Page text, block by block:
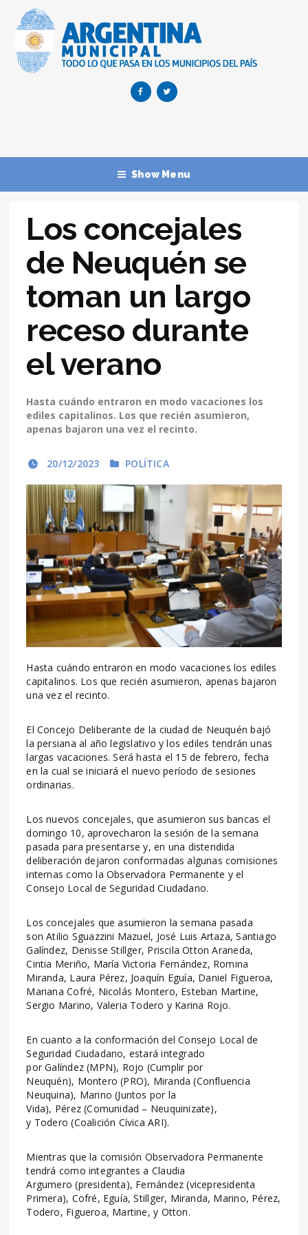
Show Menu
Los concejales
de Neuquén se
toman un largo
receso durante
el verano
Hasta cuándo entraron en modo vacaciones los
ediles capitalinos. Los que recién asumieron,
apenas bajaron una vez el recinto.
20/12/2023 POLÍTICA
Hasta cuándo entraron en modo vacaciones los ediles
capitalinos. Los que recién asumieron, apenas bajaron
una vez el recinto.
El Concejo Deliberante de la ciudad de Neuquén bajó
la persiana al año legislativo y los ediles tendrán unas
largas vacaciones. Será hasta el 15 de febrero, fecha
en la cual se iniciará el nuevo período de sesiones
ordinarias.
Los nuevos concejales, que asumieron sus bancas el
domingo 10, aprovecharon la sesión de la semana
pasada para presentarse y, en una distendida
deliberación dejaron conformadas algunas comisiones
internas como la Observadora Permanente y el
Consejo Local de Seguridad Ciudadano.
Los concejales que asumieron la semana pasada
son Atilio Sguazzini Mazuel, José Luis Artaza, Santiago
Galíndez, Denisse Stillger, Priscila Otton Araneda,
Cintia Meriño, María Victoria Fernández, Romina
Miranda, Laura Pérez, Joaquín Eguía, Daniel Figueroa,
Mariana Cofré, Nicolás Montero, Esteban Martine,
Sergio Marino, Valeria Todero y Karina Rojo.
En cuanto a la conformación del Consejo Local de
Seguridad Ciudadano, estará integrado
por Galíndez (MPN), Rojo (Cumplir por
Neuquén), Montero (PRO), Miranda (Confluencia
Neuquina), Marino (Juntos por la
Vida), Pérez (Comunidad – Neuquinizate),
y Todero (Coalición Cívica ARI).
Mientras que la comisión Observadora Permanente
tendrá como integrantes a Claudia
Argumero (presidenta), Fernández (vicepresidenta
Primera), Cofré, Eguía, Stillger, Miranda, Marino, Pérez,
Todero, Figueroa, Martine, y Otton.